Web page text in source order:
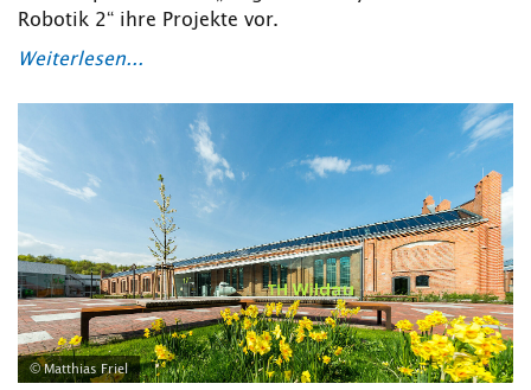
Robotik 2“ ihre Projekte vor.
Weiterlesen...
© Matthias Friel